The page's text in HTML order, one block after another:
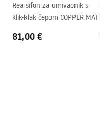
Otvor za slavinu
Rea sifon za umivaonik s
klik-klak čepom COPPER MAT
81,00 €